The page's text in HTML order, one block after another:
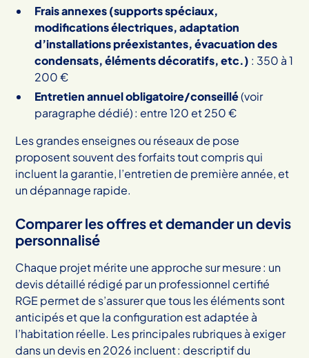
Frais annexes (supports spéciaux,
modifications électriques, adaptation
d’installations préexistantes, évacuation des
condensats, éléments décoratifs, etc.) : 350 à 1
200 €
Entretien annuel obligatoire/conseillé(voir
paragraphe dédié) : entre 120 et 250 €
Les grandes enseignes ou réseaux de pose
proposent souvent des forfaits tout compris qui
incluent la garantie, l’entretien de première année, et
un dépannage rapide.
Comparer les offres et demander un devis
personnalisé
Chaque projet mérite une approche sur mesure : un
devis détaillé rédigé par un professionnel certifié
RGE permet de s’assurer que tous les éléments sont
anticipés et que la configuration est adaptée à
l’habitation réelle. Les principales rubriques à exiger
dans un devis en 2026 incluent : descriptif du